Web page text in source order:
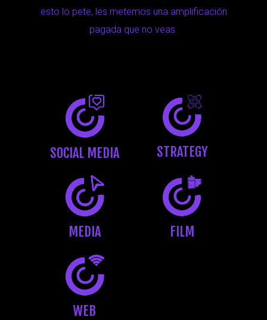
esto lo pete, les metemos una amplificación
pagada que no veas.
SOCIAL MEDIA STRATEGY
MEDIA FILM
WEB